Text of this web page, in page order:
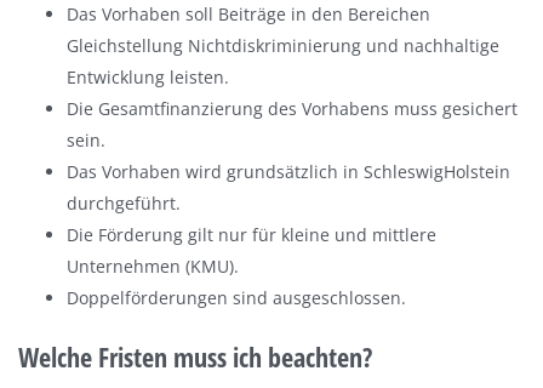
Das Vorhaben soll Beiträge in den Bereichen
Gleichstellung Nichtdiskriminierung und nachhaltige
Entwicklung leisten.
Die Gesamtfinanzierung des Vorhabens muss gesichert
sein.
Das Vorhaben wird grundsätzlich in SchleswigHolstein
durchgeführt.
Die Förderung gilt nur für kleine und mittlere
Unternehmen (KMU).
Doppelförderungen sind ausgeschlossen.
Welche Fristen muss ich beachten?